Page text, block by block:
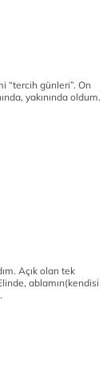
“tercih günleri”. On
yakınında oldum.
Açık olan tek
ablamın(kendisi